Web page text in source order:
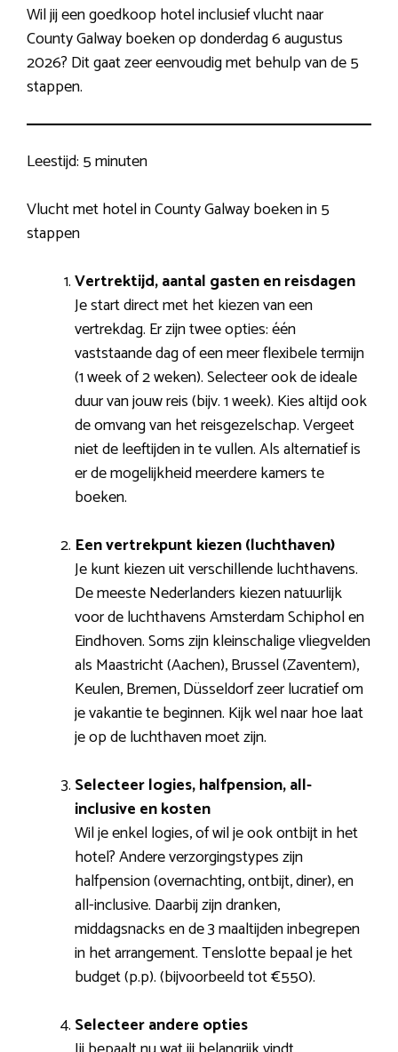
Wil jij een goedkoop hotel inclusief vlucht naar
County Galway boeken op donderdag 6 augustus
2026? Dit gaat zeer eenvoudig met behulp van de 5
stappen.
Leestijd: 5 minuten
Vlucht met hotel in County Galway boeken in 5
stappen
Vertrektijd, aantal gasten en reisdagen
Je start direct met het kiezen van een
vertrekdag. Er zijn twee opties: één
vaststaande dag of een meer flexibele termijn
(1 week of 2 weken). Selecteer ook de ideale
duur van jouw reis (bijv. 1 week). Kies altijd ook
de omvang van het reisgezelschap. Vergeet
niet de leeftijden in te vullen. Als alternatief is
er de mogelijkheid meerdere kamers te
boeken.
Een vertrekpunt kiezen (luchthaven)
Je kunt kiezen uit verschillende luchthavens.
De meeste Nederlanders kiezen natuurlijk
voor de luchthavens Amsterdam Schiphol en
Eindhoven. Soms zijn kleinschalige vliegvelden
als Maastricht (Aachen), Brussel (Zaventem),
Keulen, Bremen, Düsseldorf zeer lucratief om
je vakantie te beginnen. Kijk wel naar hoe laat
je op de luchthaven moet zijn.
Selecteer logies, halfpension, all-
inclusive en kosten
Wil je enkel logies, of wil je ook ontbijt in het
hotel? Andere verzorgingstypes zijn
halfpension (overnachting, ontbijt, diner), en
all-inclusive. Daarbij zijn dranken,
middagsnacks en de 3 maaltijden inbegrepen
in het arrangement. Tenslotte bepaal je het
budget (p.p). (bijvoorbeeld tot €550).
Selecteer andere opties